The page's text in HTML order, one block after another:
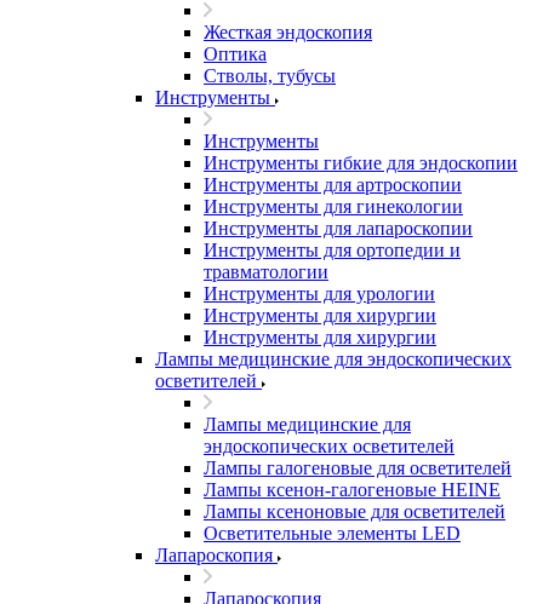
Жесткая эндоскопия
Оптика
Стволы, тубусы
Инструменты
Инструменты
Инструменты гибкие для эндоскопии
Инструменты для артроскопии
Инструменты для гинекологии
Инструменты для лапароскопии
Инструменты для ортопедии и
травматологии
Инструменты для урологии
Инструменты для хирургии
Инструменты для хирургии
Лампы медицинские для эндоскопических
осветителей
Лампы медицинские для
эндоскопических осветителей
Лампы галогеновые для осветителей
Лампы ксенон-галогеновые HEINE
Лампы ксеноновые для осветителей
Осветительные элементы LED
Лапароскопия
Лапароскопия